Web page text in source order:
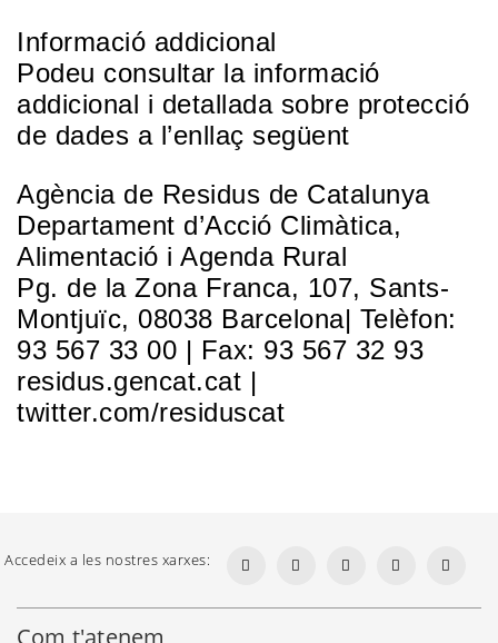
Informació addicional
Podeu consultar la informació
addicional i detallada sobre protecció
de dades a l’enllaç següent
Agència de Residus de Catalunya
Departament d’Acció Climàtica,
Alimentació i Agenda Rural
Pg. de la Zona Franca, 107, Sants-
Montjuïc, 08038 Barcelona| Telèfon:
93 567 33 00 | Fax: 93 567 32 93
residus.gencat.cat |
twitter.com/residuscat
Accedeix a les nostres xarxes:
Com t'atenem